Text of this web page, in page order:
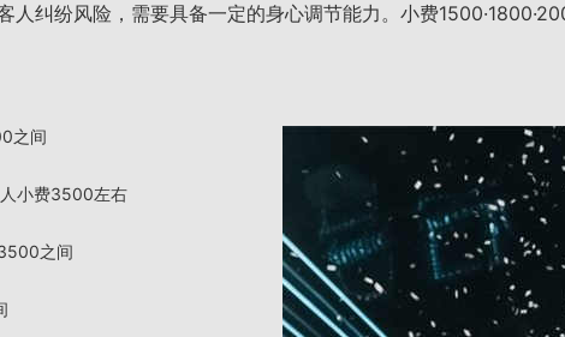
纠纷风险，需要具备一定的身心调节能力。小费
之间
小费3500左右
之间